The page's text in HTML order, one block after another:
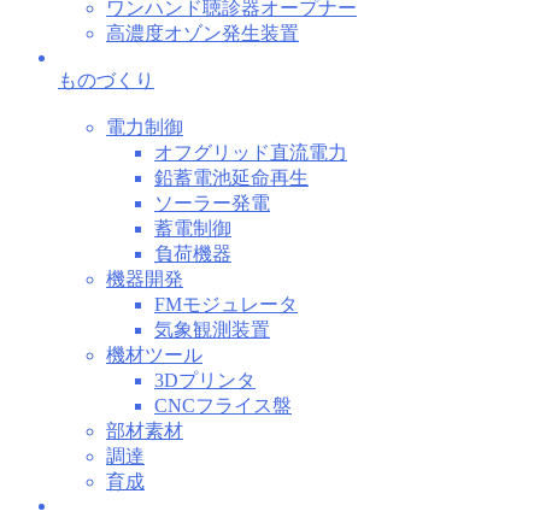
ワンハンド聴診器オープナー
高濃度オゾン発生装置
ものづくり
電力制御
オフグリッド直流電力
鉛蓄電池延命再生
ソーラー発電
蓄電制御
負荷機器
機器開発
FMモジュレータ
気象観測装置
機材ツール
3Dプリンタ
CNCフライス盤
部材素材
調達
育成